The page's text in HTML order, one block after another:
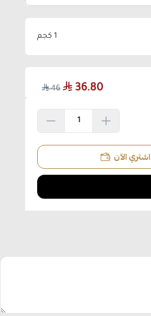
1 كجم
36.80
46
اشتري الآن